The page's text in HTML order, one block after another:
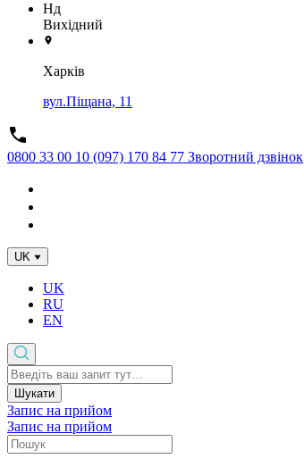
Нд
Вихідний
Харків
вул.Піщана, 11
0800 33 00 10 (097) 170 84 77 Зворотний дзвінок
UK
UK
RU
EN
Шукати
Запис на прийом
Запис на прийом